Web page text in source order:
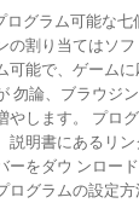
ログラム可能な七
の割り当てはソ
可能で、ゲーム
勿論、ブラウジ
やします。 プロ
説明書にあるリ
ーをダウ ンロー
ログラムの設定